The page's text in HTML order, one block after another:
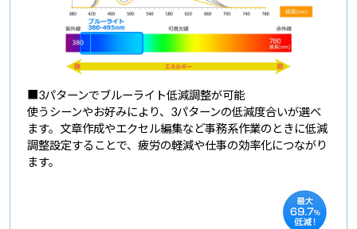
■3パターンでブルーライト低減調整が可能
使うシーンやお好みにより、3パターンの低減度合いが選べ
ます。文章作成やエクセル編集など事務系作業のときに低減
調整設定することで、疲労の軽減や仕事の効率化につながり
ます。